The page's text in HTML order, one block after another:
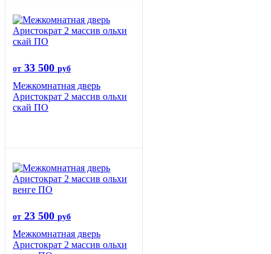
от 33 500 руб
Межкомнатная дверь
Аристократ 2 массив ольхи
скай ПО
от 23 500 руб
Межкомнатная дверь
Аристократ 2 массив ольхи